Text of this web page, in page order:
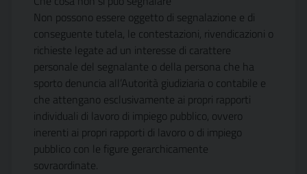
Non possono essere oggetto di segnalazione e di
conseguente tutela, le contestazioni, rivendicazioni o
richieste legate ad un interesse di carattere
personale del segnalante o della persona che ha
sporto denuncia all’Autorità giudiziaria o contabile e
che attengano esclusivamente ai propri rapporti
individuali di lavoro di impiego pubblico, ovvero
inerenti ai propri rapporti di lavoro o di impiego
pubblico con le figure gerarchicamente
sovraordinate.